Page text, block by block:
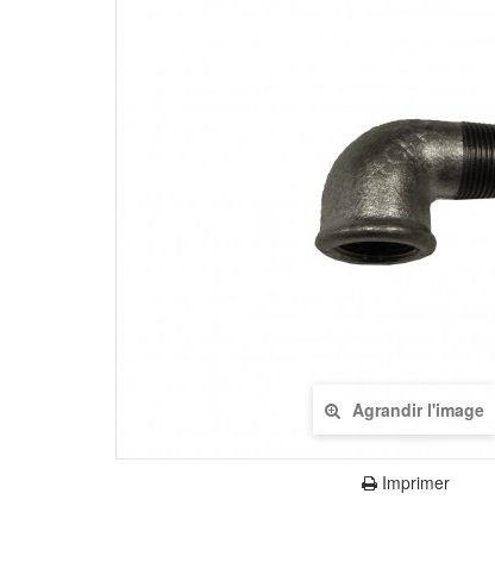
Agrandir l'image
Imprimer